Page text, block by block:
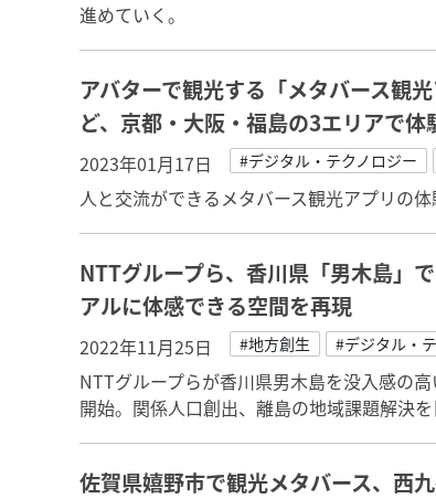
進めていく。
アバターで観光する「メタバース観
ど、京都・大阪・福島の3エリアで体
2023年01月17日 #デジタル・テクノロジー
人と交流ができるメタバース観光アプリの
NTTグループら、香川県「男木島」
アルに体感できる空間を再現
2022年11月25日 #地方創生 #デジタル・
NTTグループらが香川県男木島を没入感の
開始。関係人口創出、離島の地域課題解決を
佐賀県嬉野市で観光メタバース、西